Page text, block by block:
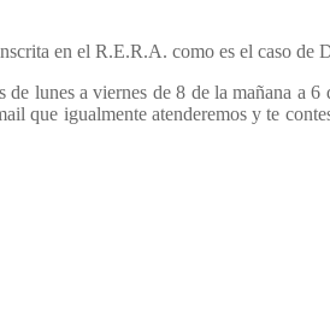
en el R.E.R.A. como es el caso de
lunes a viernes de 8 de la mañana a
que igualmente atenderemos y te